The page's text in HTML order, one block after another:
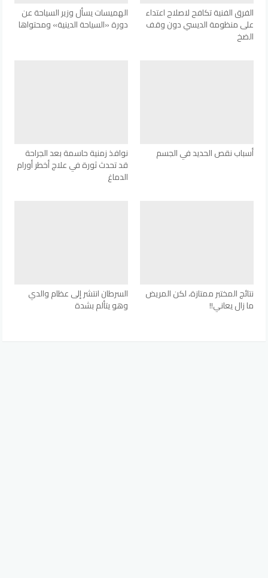
الفرق الفنية تكافح لاصلاح اعتداء
على منظومة الديسي دون وقف
الضخ
الهميسات يسأل وزير السياحة عن
دورة «السياحة الدينية» ومحتواها
أسباب نقص الحديد في الجسم نوافذ زمنية حاسمة بعد الجراحة
قد تحدث ثورة في علاج أخطر أورام
الدماغ
نتائج المختبر ممتازة، لكن المريض
ما زال يعاني!!
السرطان انتشر إلى عظام والدي
وهو يتألم بشدة